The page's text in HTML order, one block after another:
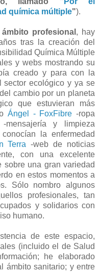
química múltiple").
profesional , hay
tras la creación del
Química Múltiple
y webs mostrando su
creado y para con la
sector ecológico y ya se
cambio por un planeta
que estuvieran más
Ángel - FoxFibre -ropa
-mensajería y limpieza
la enfermedad
Terra -web de noticias
con una excelente
una gran variedad
en estos momentos a
Sólo nombro algunos
profesionales, tan
y solidarios con
humano.
de este espacio,
(incluido el de Salud
he elaborado
ámbito sanitario; y entre